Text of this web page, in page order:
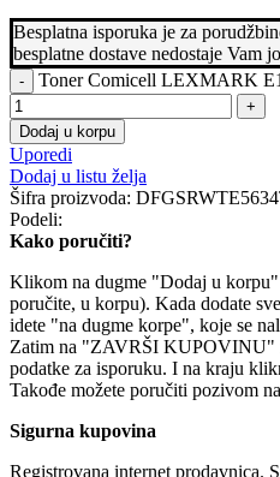
Besplatna isporuka je za
besplatne dostave nedostaje Vam
Toner Comicell LEXMARK
Dodaj u korpu
Uporedi
Dodaj u listu želja
Šifra proizvoda:
Podeli:
Kako poručiti?
Klikom na dugme "Dodaj u
poručite, u korpu). Kada dodate
idete "na dugme korpe", koje se
Zatim na "ZAVRŠI KUPOVINU" i
podatke za isporuku. I na kraju
Takođe možete poručiti pozivom
Sigurna kupovina
Registrovana internet prodavnica.